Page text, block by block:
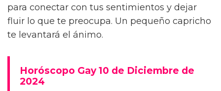
para conectar con tus sentimientos y dejar
fluir lo que te preocupa. Un pequeño capricho
te levantará el ánimo.
Horóscopo Gay 10 de Diciembre de
2024